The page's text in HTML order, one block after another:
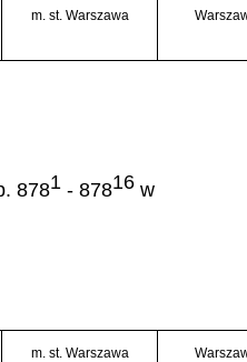
m. st. Warszawa
8781 - 87816 w
m. st. Warszawa